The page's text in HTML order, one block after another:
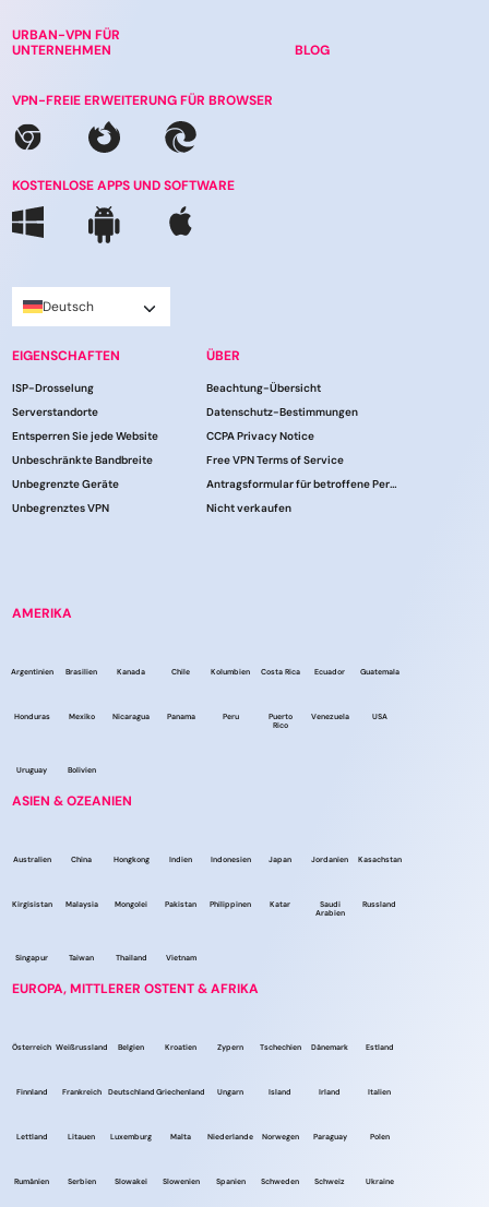
URBAN-VPN FÜR
UNTERNEHMEN
BLOG
VPN-FREIE ERWEITERUNG FÜR BROWSER
KOSTENLOSE APPS UND SOFTWARE
Deutsch
EIGENSCHAFTEN
ISP-Drosselung
Serverstandorte
Entsperren Sie jede Website
Unbeschränkte Bandbreite
Unbegrenzte Geräte
Unbegrenztes VPN
ÜBER
Beachtung-Übersicht
Datenschutz-Bestimmungen
CCPA Privacy Notice
Free VPN Terms of Service
Antragsformular für betroffene Personen
Nicht verkaufen
AMERIKA
Argentinien Brasilien Kanada Chile Kolumbien Costa Rica Ecuador Guatemala
Honduras Mexiko Nicaragua Panama Peru
Puerto
Rico
Venezuela USA
Uruguay Bolivien
ASIEN & OZEANIEN
Australien China Hongkong Indien Indonesien Japan Jordanien Kasachstan
Kirgisistan Malaysia Mongolei Pakistan Philippinen Katar
Saudi
Arabien
Russland
Singapur Taiwan Thailand Vietnam
EUROPA, MITTLERER OSTENT & AFRIKA
Österreich Weißrussland Belgien Kroatien Zypern Tschechien Dänemark Estland
Finnland Frankreich Deutschland Griechenland Ungarn Island Irland Italien
Lettland Litauen Luxemburg Malta Niederlande Norwegen Paraguay Polen
Rumänien Serbien Slowakei Slowenien Spanien Schweden Schweiz Ukraine